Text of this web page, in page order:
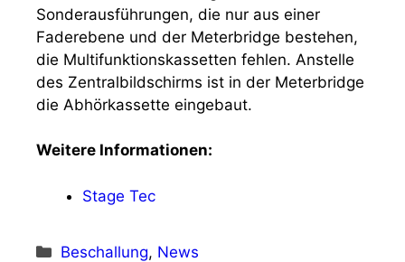
Sonderausführungen, die nur aus einer
Faderebene und der Meterbridge bestehen,
die Multifunktionskassetten fehlen. Anstelle
des Zentralbildschirms ist in der Meterbridge
die Abhörkassette eingebaut.
Weitere Informationen:
Stage Tec
Kategorien
Beschallung, News